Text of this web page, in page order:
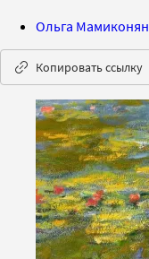
Ольга Мамиконян
Копировать ссылку